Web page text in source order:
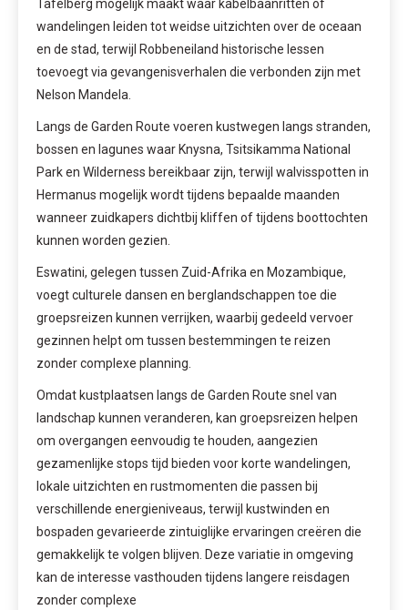
Tafelberg mogelijk maakt waar kabelbaanritten of
wandelingen leiden tot weidse uitzichten over de oceaan
en de stad, terwijl Robbeneiland historische lessen
toevoegt via gevangenisverhalen die verbonden zijn met
Nelson Mandela.
Langs de Garden Route voeren kustwegen langs stranden,
bossen en lagunes waar Knysna, Tsitsikamma National
Park en Wilderness bereikbaar zijn, terwijl walvisspotten in
Hermanus mogelijk wordt tijdens bepaalde maanden
wanneer zuidkapers dichtbij kliffen of tijdens boottochten
kunnen worden gezien.
Eswatini, gelegen tussen Zuid-Afrika en Mozambique,
voegt culturele dansen en berglandschappen toe die
groepsreizen kunnen verrijken, waarbij gedeeld vervoer
gezinnen helpt om tussen bestemmingen te reizen
zonder complexe planning.
Omdat kustplaatsen langs de Garden Route snel van
landschap kunnen veranderen, kan groepsreizen helpen
om overgangen eenvoudig te houden, aangezien
gezamenlijke stops tijd bieden voor korte wandelingen,
lokale uitzichten en rustmomenten die passen bij
verschillende energieniveaus, terwijl kustwinden en
bospaden gevarieerde zintuiglijke ervaringen creëren die
gemakkelijk te volgen blijven. Deze variatie in omgeving
kan de interesse vasthouden tijdens langere reisdagen
zonder complexe